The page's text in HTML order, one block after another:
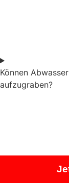
Können
aufzugraben?